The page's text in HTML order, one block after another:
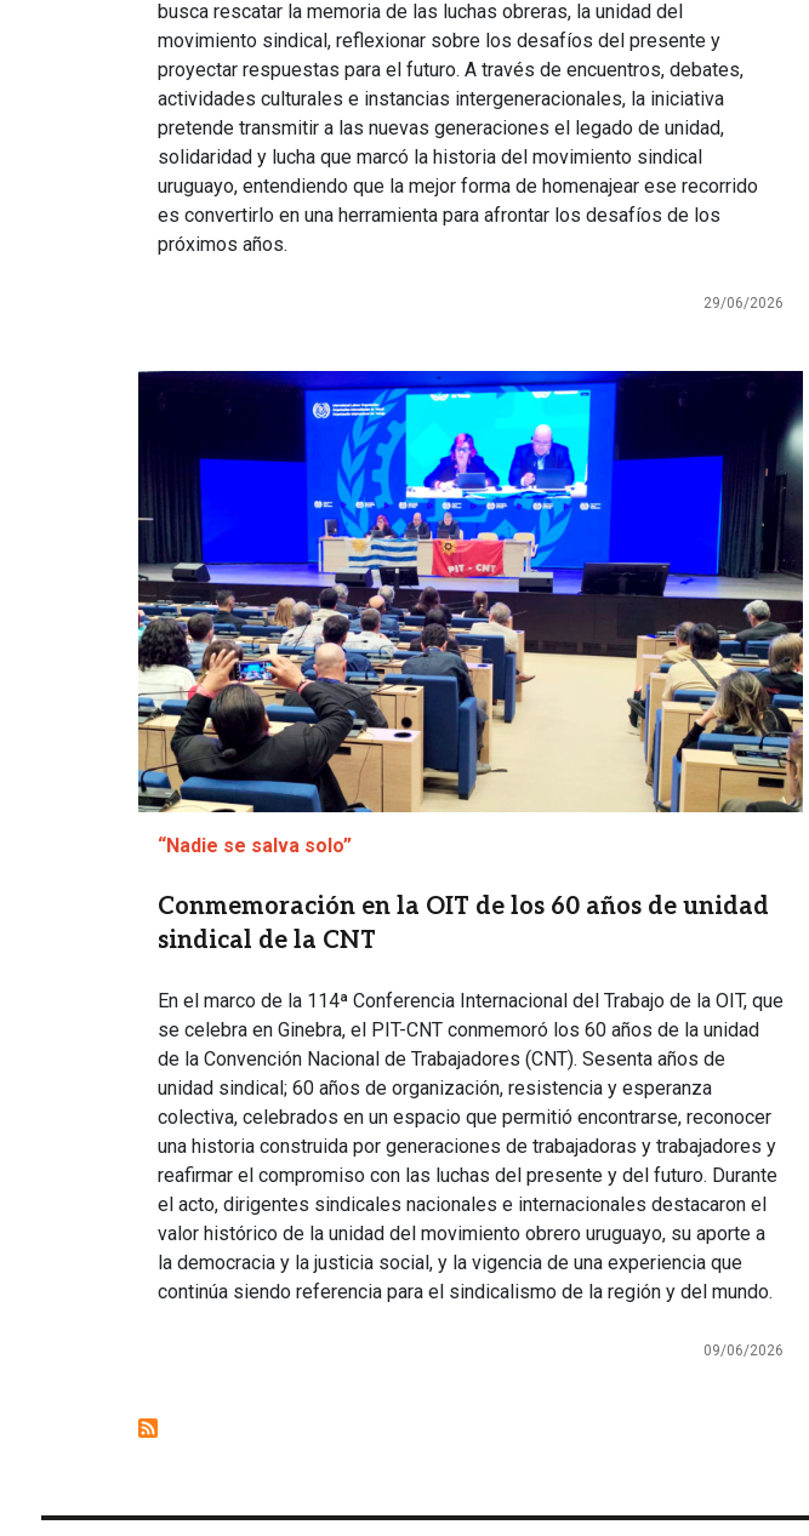
busca rescatar la memoria de las luchas obreras, la unidad del
movimiento sindical, reflexionar sobre los desafíos del presente y
proyectar respuestas para el futuro. A través de encuentros, debates,
actividades culturales e instancias intergeneracionales, la iniciativa
pretende transmitir a las nuevas generaciones el legado de unidad,
solidaridad y lucha que marcó la historia del movimiento sindical
uruguayo, entendiendo que la mejor forma de homenajear ese recorrido
es convertirlo en una herramienta para afrontar los desafíos de los
próximos años.
29/06/2026
Imagen
“Nadie se salva solo”
Conmemoración en la OIT de los 60 años de unidad
sindical de la CNT
En el marco de la 114ª Conferencia Internacional del Trabajo de la OIT, que
se celebra en Ginebra, el PIT-CNT conmemoró los 60 años de la unidad
de la Convención Nacional de Trabajadores (CNT). Sesenta años de
unidad sindical; 60 años de organización, resistencia y esperanza
colectiva, celebrados en un espacio que permitió encontrarse, reconocer
una historia construida por generaciones de trabajadoras y trabajadores y
reafirmar el compromiso con las luchas del presente y del futuro. Durante
el acto, dirigentes sindicales nacionales e internacionales destacaron el
valor histórico de la unidad del movimiento obrero uruguayo, su aporte a
la democracia y la justicia social, y la vigencia de una experiencia que
continúa siendo referencia para el sindicalismo de la región y del mundo.
09/06/2026